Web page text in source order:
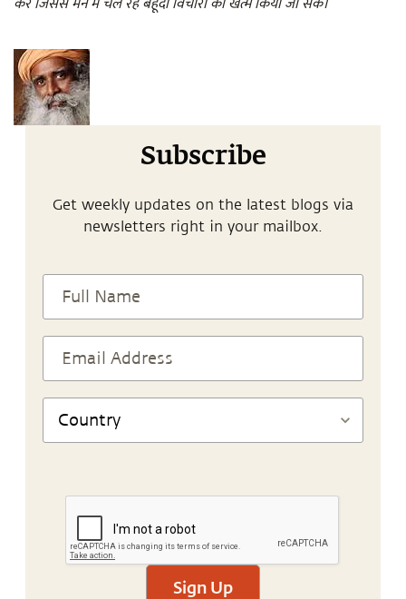
Subscribe
Get weekly updates on the latest blogs via
newsletters right in your mailbox.
Sign Up